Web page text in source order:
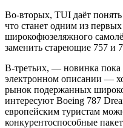
Во-вторых, TUI даёт
что станет одним из первых
широкофюзеляжного
заменить стареющие 757 и
В-третьих, — новинка пока
электронном описании —
рынок подержанных
интересуют Boeing 787
европейским туристам
конкурентоспособные